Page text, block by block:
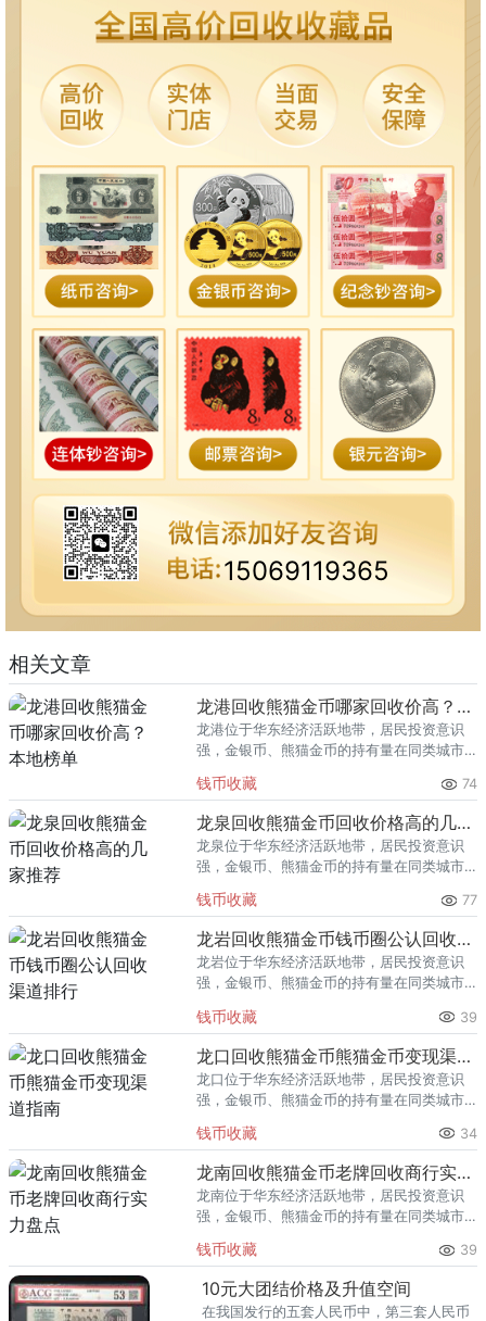
15069119365
相关文章
龙港回收熊猫金币哪家回收价高？本地榜单
龙港位于华东经济活跃地带，居民投资意识
强，金银币、熊猫金币的持有量在同类城市
熊猫金币的需求就明显升温，但鱼龙混杂的
回收渠道里，能精准识别版别溢
钱币收藏 74
龙泉回收熊猫金币回收价格高的几家推荐
龙泉位于华东经济活跃地带，居民投资意识
强，金银币、熊猫金币的持有量在同类城市
熊猫金币的需求就明显升温，但鱼龙混杂的
回收渠道里，能精准识别版别溢
钱币收藏 77
龙岩回收熊猫金币钱币圈公认回收渠道排行
龙岩位于华东经济活跃地带，居民投资意识
强，金银币、熊猫金币的持有量在同类城市
熊猫金币的需求就明显升温，但鱼龙混杂的
回收渠道里，能精准识别版别溢
钱币收藏 39
龙口回收熊猫金币熊猫金币变现渠道指南
龙口位于华东经济活跃地带，居民投资意识
强，金银币、熊猫金币的持有量在同类城市
熊猫金币的需求就明显升温，但鱼龙混杂的
回收渠道里，能精准识别版别溢
钱币收藏 34
龙南回收熊猫金币老牌回收商行实力盘点
龙南位于华东经济活跃地带，居民投资意识
强，金银币、熊猫金币的持有量在同类城市
熊猫金币的需求就明显升温，但鱼龙混杂的
回收渠道里，能精准识别版别溢
钱币收藏 39
10元大团结价格及升值空间
在我国发行的五套人民币中，第三套人民币